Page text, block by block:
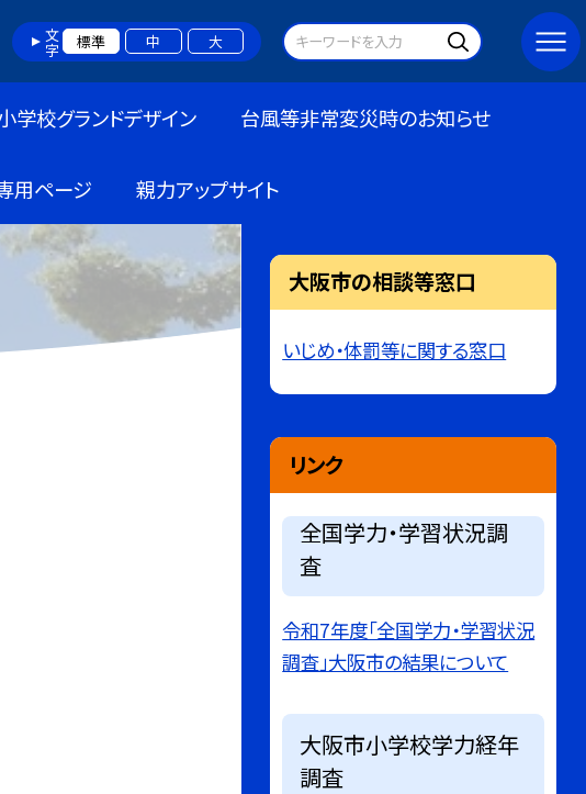
文字 標準 中 大
学校グランドデザイン 台風等非常変災時のお知らせ
用ページ 親力アップサイト
大阪市の相談等窓口
いじめ・体罰等に関する窓口
リンク
全国学力・学習状況調
査
令和7年度「全国学力・学習状況
調査」大阪市の結果について
大阪市小学校学力経年
調査